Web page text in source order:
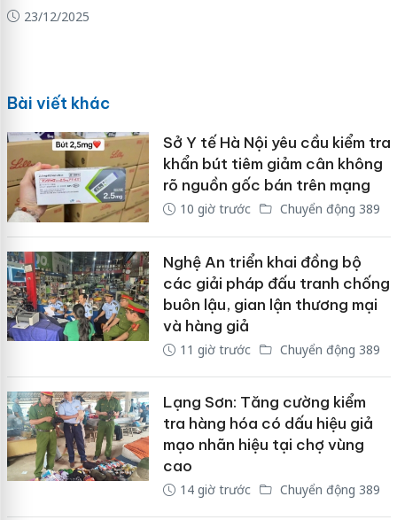
23/12/2025
Bài viết khác
Sở Y tế Hà Nội yêu cầu kiểm tra
khẩn bút tiêm giảm cân không
rõ nguồn gốc bán trên mạng
10 giờ trước Chuyển động 389
Nghệ An triển khai đồng bộ
các giải pháp đấu tranh chống
buôn lậu, gian lận thương mại
và hàng giả
11 giờ trước Chuyển động 389
Lạng Sơn: Tăng cường kiểm
tra hàng hóa có dấu hiệu giả
mạo nhãn hiệu tại chợ vùng
cao
14 giờ trước Chuyển động 389